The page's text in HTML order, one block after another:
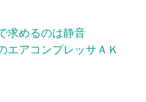
求めるのは静音
エアコンプレッサＡＫ